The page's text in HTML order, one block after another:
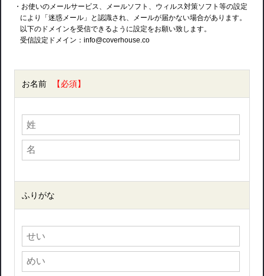
・お使いのメールサービス、メールソフト、ウィルス対策ソフト等の設定
により「迷惑メール」と認識され、メールが届かない場合があります。
以下のドメインを受信できるように設定をお願い致します。
受信設定ドメイン：info@coverhouse.co
お名前
ふりがな